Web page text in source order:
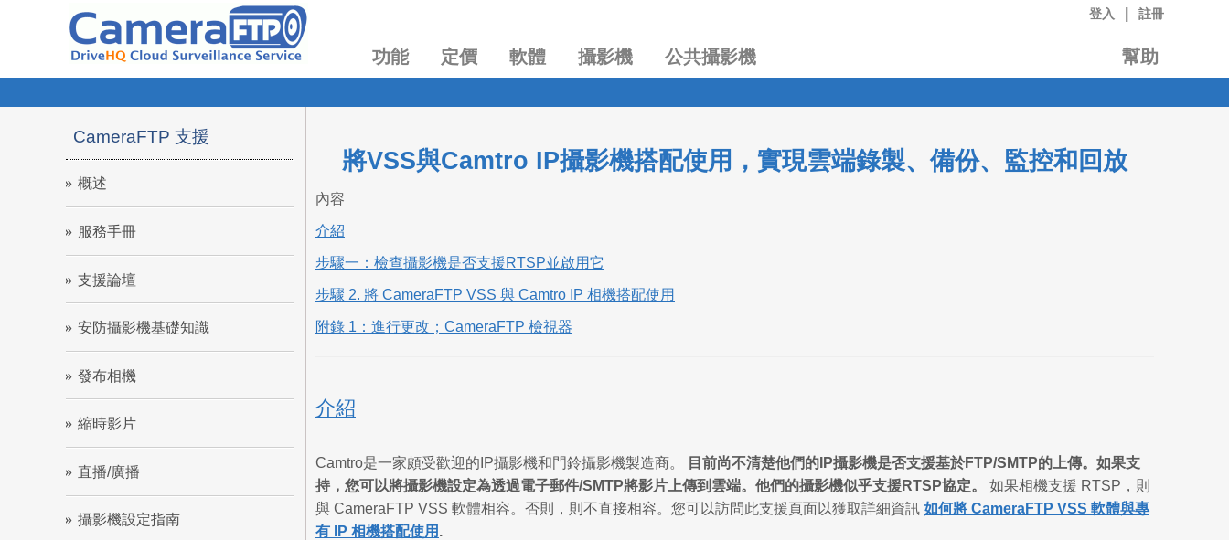
登入 註冊
功能 定價 軟體 攝影機 公共攝影機 幫助
CameraFTP 支援
概述
服務手冊
支援論壇
安防攝影機基礎知識
發布相機
縮時影片
直播/廣播
攝影機設定指南
將VSS與Camtro IP攝影機搭配使用，實現雲端錄製、備份、監控和回放
內容
介紹
步驟一：檢查攝影機是否支援RTSP並啟用它
步驟 2. 將 CameraFTP VSS 與 Camtro IP 相機搭配使用
附錄 1：進行更改；CameraFTP 檢視器
介紹
Camtro是一家頗受歡迎的IP攝影機和門鈴攝影機製造商。
目前尚不清楚他們的IP攝影機是否支援基於FTP/SMTP的上傳。如果支
持，您可以將攝影機設定為透過電子郵件/SMTP將影片上傳到雲端。他們的攝影機似乎支援RTSP協定。 如果相機支援 RTSP，則
與 CameraFTP VSS 軟體相容。否則，則不直接相容。您可以訪問此支援頁面以獲取詳細資訊 如何將 CameraFTP VSS 軟體與專
有 IP 相機搭配使用 .